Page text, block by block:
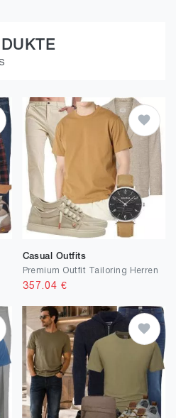
Casual Outfits
Premium Outfit Tailoring Herren
357.04 €